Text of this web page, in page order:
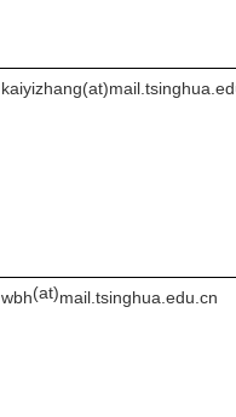
wbh(at)mail.tsinghua.edu.cn